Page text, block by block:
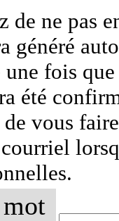
de ne pas
généré
fois
été
vous